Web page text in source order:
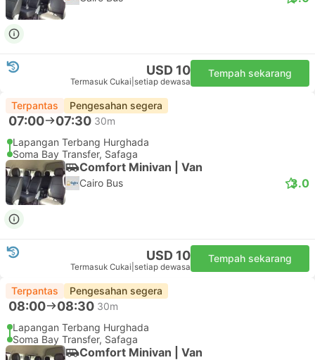
USD 10
Termasuk Cukai setiap dewasa
Tempah sekarang
Terpantas Pengesahan segera
07:00 07:30 30m
Lapangan Terbang Hurghada
Soma Bay Transfer, Safaga
Comfort Minivan | Van
Cairo Bus 3.0
USD 10
Termasuk Cukai setiap dewasa
Tempah sekarang
Terpantas Pengesahan segera
08:00 08:30 30m
Lapangan Terbang Hurghada
Soma Bay Transfer, Safaga
Comfort Minivan | Van